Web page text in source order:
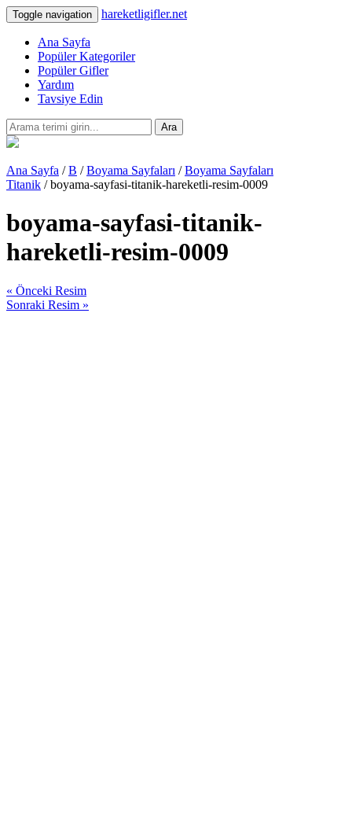
Toggle navigation hareketligifler.net
Ana Sayfa
Popüler Kategoriler
Popüler Gifler
Yardım
Tavsiye Edin
Ara
Ana Sayfa /B /Boyama Sayfaları /Boyama Sayfaları
Titanik / boyama-sayfasi-titanik-hareketli-resim-0009
boyama-sayfasi-titanik-
hareketli-resim-0009
« Önceki Resim
Sonraki Resim »